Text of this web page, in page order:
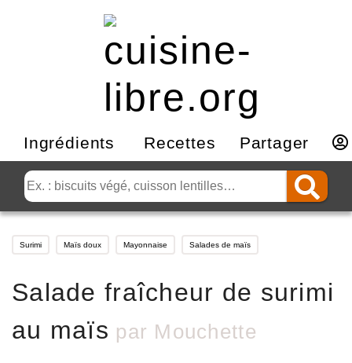
Ingrédients Recettes Partager
Surimi Maïs doux Mayonnaise Salades de maïs
Salade fraîcheur de surimi
au maïs par Mouchette